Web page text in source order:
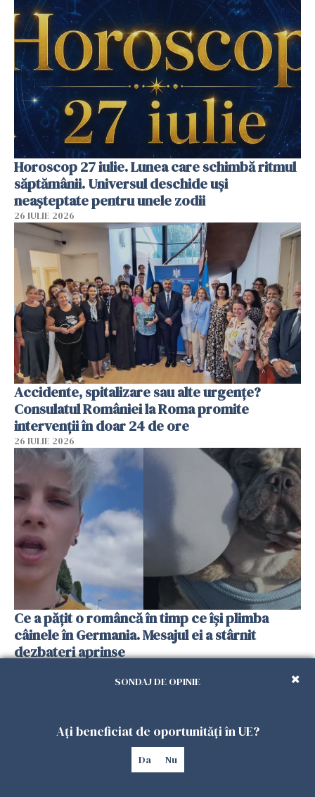
Horoscop 27 iulie. Lunea care schimbă ritmul
săptămânii. Universul deschide uși
neașteptate pentru unele zodii
26 IULIE 2026
Accidente, spitalizare sau alte urgențe?
Consulatul României la Roma promite
intervenții în doar 24 de ore
26 IULIE 2026
Ce a pățit o româncă în timp ce își plimba
câinele în Germania. Mesajul ei a stârnit
dezbateri aprinse
SONDAJ DE OPINIE
Ați beneficiat de oportunități în UE?
Da Nu